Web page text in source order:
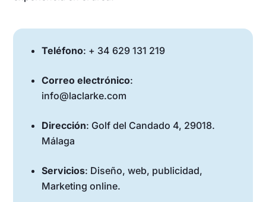
Teléfono: + 34 ‭629 131 219‬
Correo electrónico:
info@laclarke.com
Dirección: Golf del Candado 4, 29018.
Málaga
Servicios: Diseño, web, publicidad,
Marketing online.